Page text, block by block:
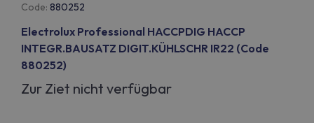
Code: 880252
Electrolux Professional HACCPDIG HACCP
INTEGR.BAUSATZ DIGIT.KÜHLSCHR IR22 (Code
880252)
Zur Ziet nicht verfügbar